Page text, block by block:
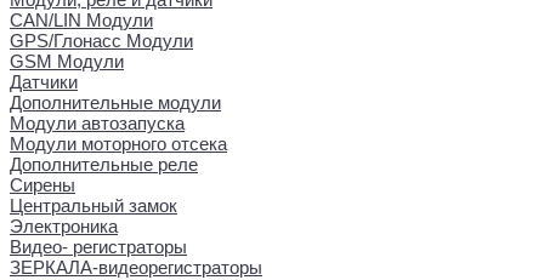
CAN/LIN Модули
GPS/Глонасс Модули
GSM Модули
Датчики
Дополнительные модули
Модули автозапуска
Модули моторного отсека
Дополнительные реле
Сирены
Центральный замок
Электроника
Видео- регистраторы
ЗЕРКАЛА-видеорегистраторы